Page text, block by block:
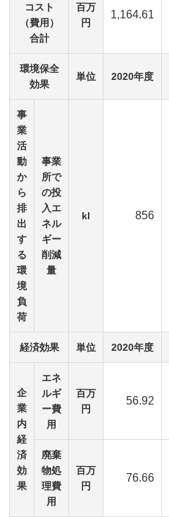
コスト
（費用）
合計
百万
円
1,164.61
環境保全
効果
単位 2020年度
事
業
活
動
か
ら
排
出
す
る
環
境
負
荷
事業
所で
の投
入エ
ネル
ギー
削減
量
kl 856
経済効果 単位 2020年度
企
業
内
経
済
効
果
エネ
ルギ
ー費
用
百万
円
56.92
廃棄
物処
理費
用
百万
円
76.66